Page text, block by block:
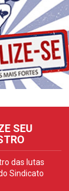
SEU
das lutas
Sindicato